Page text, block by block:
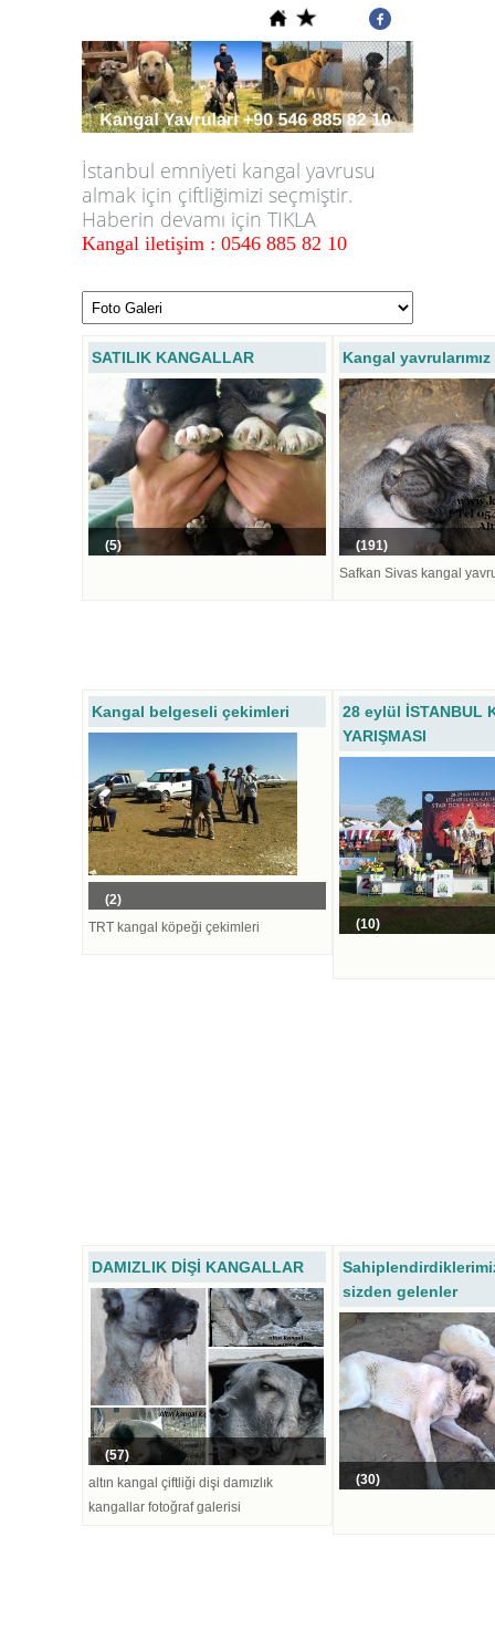
İstanbul emniyeti kangal yavrusu
almak için çiftliğimizi seçmiştir.
Haberin devamı için TIKLA
Kangal iletişim : 0546 885 82 10
SATILIK KANGALLAR
(5)
Kangal yavrularımız
(191)
Safkan Sivas kangal
Kangal belgeseli çekimleri
(2)
TRT kangal köpeği çekimleri
28 eylül İSTANBUL
YARIŞMASI
(10)
DAMIZLIK DİŞİ KANGALLAR
(57)
altın kangal çiftliği dişi damızlık
kangallar fotoğraf galerisi
sizden gelenler
(30)